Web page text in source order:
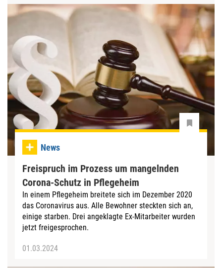
News
Freispruch im Prozess um mangelnden
Corona-Schutz in Pflegeheim
In einem Pflegeheim breitete sich im Dezember 2020
das Coronavirus aus. Alle Bewohner steckten sich an,
einige starben. Drei angeklagte Ex-Mitarbeiter wurden
jetzt freigesprochen.
01.03.2024